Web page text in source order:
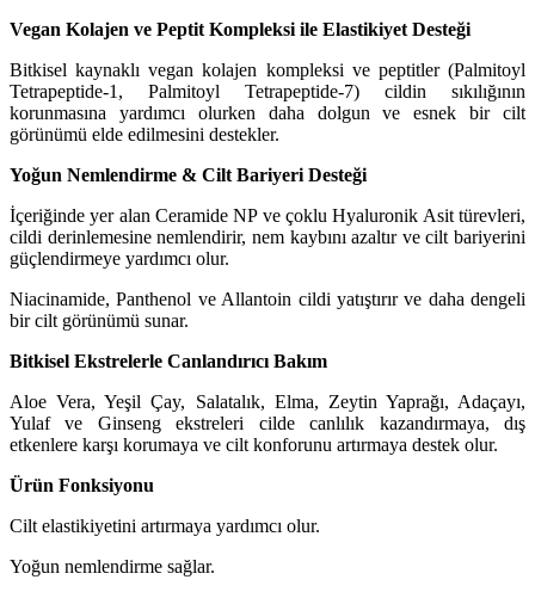
Vegan Kolajen ve Peptit Kompleksi ile Elastikiyet Desteği
Bitkisel kaynaklı vegan kolajen kompleksi ve peptitler (Palmitoyl
Tetrapeptide-1, Palmitoyl Tetrapeptide-7) cildin sıkılığının
korunmasına yardımcı olurken daha dolgun ve esnek bir cilt
görünümü elde edilmesini destekler.
Yoğun Nemlendirme & Cilt Bariyeri Desteği
İçeriğinde yer alan Ceramide NP ve çoklu Hyaluronik Asit türevleri,
cildi derinlemesine nemlendirir, nem kaybını azaltır ve cilt bariyerini
güçlendirmeye yardımcı olur.
Niacinamide, Panthenol ve Allantoin cildi yatıştırır ve daha dengeli
bir cilt görünümü sunar.
Bitkisel Ekstrelerle Canlandırıcı Bakım
Aloe Vera, Yeşil Çay, Salatalık, Elma, Zeytin Yaprağı, Adaçayı,
Yulaf ve Ginseng ekstreleri cilde canlılık kazandırmaya, dış
etkenlere karşı korumaya ve cilt konforunu artırmaya destek olur.
Ürün Fonksiyonu
Cilt elastikiyetini artırmaya yardımcı olur.
Yoğun nemlendirme sağlar.